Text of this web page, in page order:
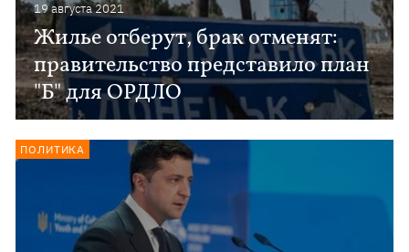
19 августа 2021
Жилье отберут, брак отменят:
правительство представило план
"Б" для ОРДЛО
ПОЛИТИКА